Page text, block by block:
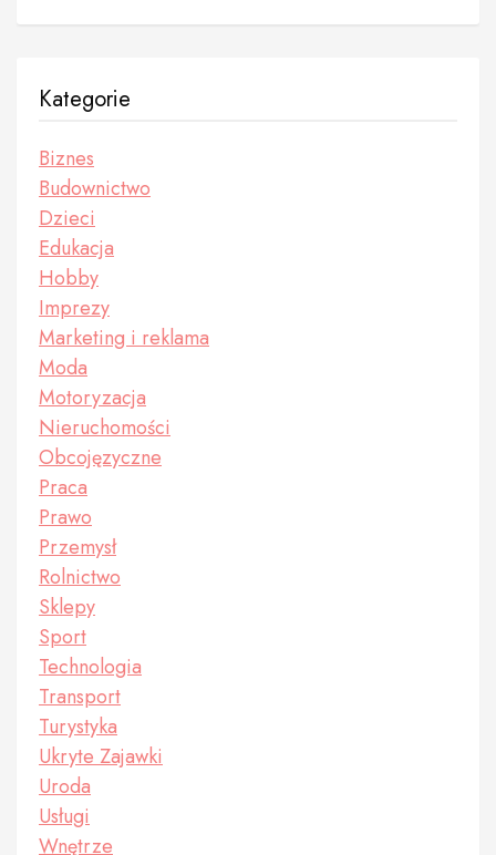
Kategorie
Biznes
Budownictwo
Dzieci
Edukacja
Hobby
Imprezy
Marketing i reklama
Moda
Motoryzacja
Nieruchomości
Obcojęzyczne
Praca
Prawo
Przemysł
Rolnictwo
Sklepy
Sport
Technologia
Transport
Turystyka
Ukryte Zajawki
Uroda
Usługi
Wnętrze